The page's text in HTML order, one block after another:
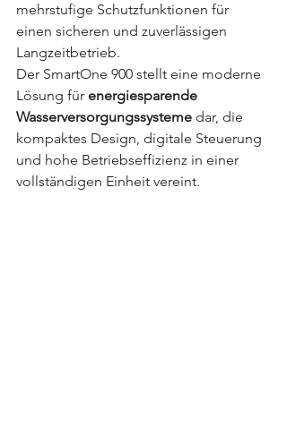
mehrstufige Schutzfunktionen für
einen sicheren und zuverlässigen
Langzeitbetrieb.
Der SmartOne 900 stellt eine moderne
Lösung für energiesparende
Wasserversorgungssysteme dar, die
kompaktes Design, digitale Steuerung
und hohe Betriebseffizienz in einer
vollständigen Einheit vereint.